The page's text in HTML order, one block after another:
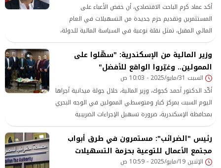
أكد عماد كرم الباحث الاقتصادي، أن خفض الأعباء على
المستثمرين وتقديم حزم جديدة من التسهيلات في العام
المالي المقبل، تمثل نقلة نوعية في السياسة المالية للدولة،
وتُعد خطوة إيجابية طال انتظارها لتحفيز مناخ الاستثمار
واستعادة الثقة بين مجتمع الأعمال والحكومة.
وزير المالية من الإسكندرية: "سهّلوا على
الممولين.. وغيّروا الواقع للأفضل"
السبت 31/مايو/2025 - 10:03 ص
أكّد الدكتور أحمد كجوك، وزير المالية، خلال جولة ميدانية أجراها
اليوم السبت بمركز كبار ومتوسطي الممولين في الوجه البحري
بمحافظة الإسكندرية، ضرورة تسهيل الإجراءات الضريبية
وتحسين جودة الخدمات المقدمة للممولين، بما يسهم في
تحفيزهم على توسيع أنشطتهم وتعزيز الشراكة مع الدولة.
رئيس "الضرائب": مستمرون في طرق أبواب
مجتمع الأعمال للتوعية بحزمة التسهيلات
الإثنين 19/مايو/2025 - 10:59 ص